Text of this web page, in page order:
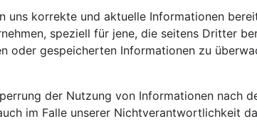
korrekte und aktuelle Informationen
speziell für jene, die seitens Dritter
gespeicherten Informationen zu
der Nutzung von Informationen nach
im Falle unserer Nichtverantwortlichkeit